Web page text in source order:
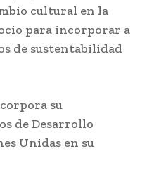
cultural en la
para incorporar a
de sustentabilidad
su
de Desarrollo
Unidas en su